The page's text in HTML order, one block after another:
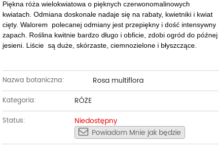
Piękna róża wielokwiatowa o pięknych czerwonomalinowych
kwiatach. Odmiana doskonale nadaje się na rabaty, kwietniki i kwiat
cięty. Walorem polecanej odmiany jest przepiękny i dość intensywny
zapach. Roślina kwitnie bardzo długo i obficie, zdobi ogród do późnej
jesieni. Liście są duże, skórzaste, ciemnozielone i błyszczące.
Nazwa botaniczna: Rosa multiflora
Kategoria: RÓŻE
Status:
Niedostępny
Powiadom Mnie jak będzie